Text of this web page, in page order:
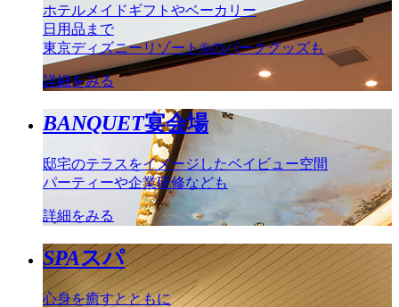
ホテルメイドギフトやベーカリー
日用品まで
東京ディズニーリゾート®のパークグッズも
詳細をみる
BANQUET宴会場
邸宅のテラスをイメージしたベイビュー空間
パーティーや企業研修なども
詳細をみる
SPAスパ
心身を癒すとともに